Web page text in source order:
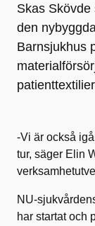
Skas
den
Barnsjukhus
-Vi är också
tur, säger Elin
NU-
har startat och